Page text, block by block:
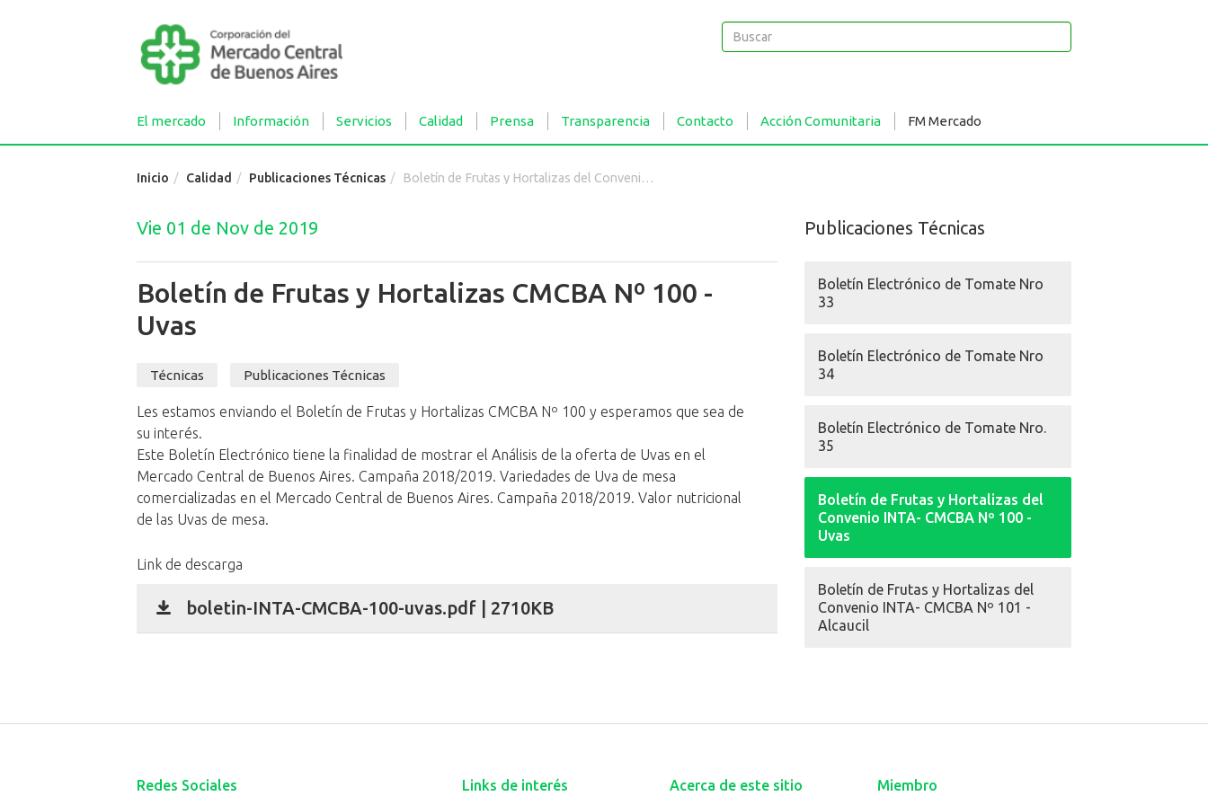
Buscar
Buscar
El mercado Información Servicios Calidad Prensa Transparencia Contacto Acción Comunitaria FM Mercado
Inicio Calidad Publicaciones Técnicas Boletín de Frutas y Hortalizas del Convenio INTA- CMCBA Nº 100 - Uvas
Vie 01 de Nov de 2019
Boletín de Frutas y Hortalizas CMCBA Nº 100 -
Uvas
Técnicas Publicaciones Técnicas
Les estamos enviando el Boletín de Frutas y Hortalizas CMCBA Nº 100 y esperamos que sea de
su interés.
Este Boletín Electrónico tiene la finalidad de ​mostrar el ​Análisis de la oferta de Uvas en el
Mercado Central de Buenos Aires. Campaña 2018/2019. Variedades de Uva de mesa
comercializadas en el Mercado Central de Buenos Aires. Campaña 2018/2019. Valor nutricional
de las Uvas de mesa.
Link de descarga
boletin-INTA-CMCBA-100-uvas.pdf | 2710KB
Publicaciones Técnicas
Boletín Electrónico de Tomate Nro
33
Boletín Electrónico de Tomate Nro
34
Boletín Electrónico de Tomate Nro.
35
Boletín de Frutas y Hortalizas del
Convenio INTA- CMCBA Nº 100 -
Uvas
Boletín de Frutas y Hortalizas del
Convenio INTA- CMCBA Nº 101 -
Alcaucil
Redes Sociales Links de interés Acerca de este sitio Miembro